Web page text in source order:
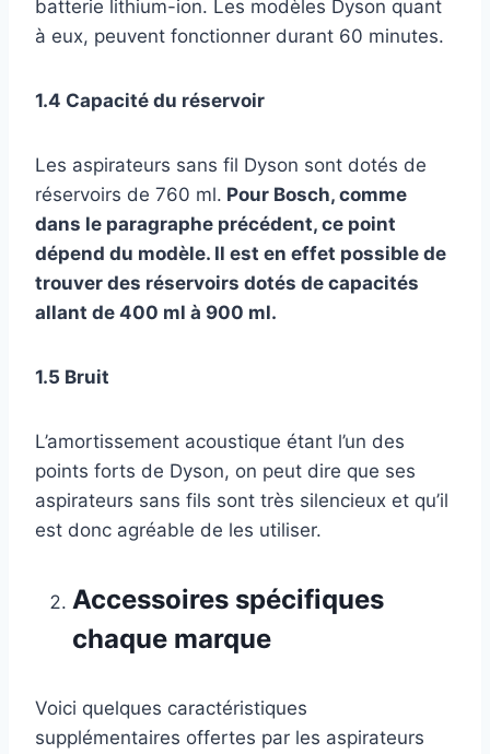
batterie lithium-ion. Les modèles Dyson quant
à eux, peuvent fonctionner durant 60 minutes.
1.4 Capacité du réservoir
Les aspirateurs sans fil Dyson sont dotés de
réservoirs de 760 ml. Pour Bosch, comme
dans le paragraphe précédent, ce point
dépend du modèle. Il est en effet possible de
trouver des réservoirs dotés de capacités
allant de 400 ml à 900 ml.
1.5 Bruit
L’amortissement acoustique étant l’un des
points forts de Dyson, on peut dire que ses
aspirateurs sans fils sont très silencieux et qu’il
est donc agréable de les utiliser.
Accessoires spécifiques
chaque marque
Voici quelques caractéristiques
supplémentaires offertes par les aspirateurs